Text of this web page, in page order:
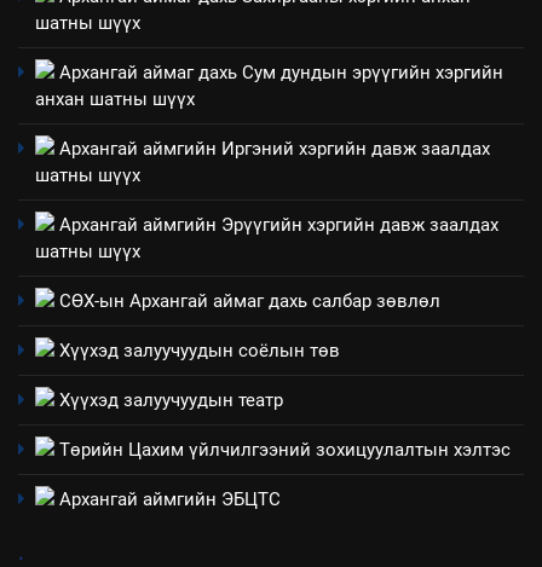
ТАЗ-ЫН САЛБАР ЗӨВЛӨЛ
4
Архангай аймаг дахь салбар
ажиллагааны жилийн
5
“Шинэтгэлээр түүчээлсэн
зохион байгуулах арга
ТАЗ-ЫН САЛБАР ЗӨВЛӨЛ
Санхүүгийн тайланд хийсэн
шатны шүүх
Архангай аймаг дахь Сум дундын эрүүгийн хэргийн
анхан шатны шүүх
Архангай аймгийн Иргэний хэргийн давж заалдах
шатны шүүх
Архангай аймгийн Эрүүгийн хэргийн давж заалдах
шатны шүүх
СӨХ-ын Архангай аймаг дахь салбар зөвлөл
Хүүхэд залуучуудын соёлын төв
Хүүхэд залуучуудын театр
Төрийн Цахим үйлчилгээний зохицуулалтын хэлтэс
Архангай аймгийн ЭБЦТС
.